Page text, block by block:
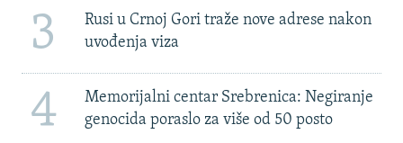
3
Rusi u Crnoj Gori traže nove adrese nakon
uvođenja viza
4
Memorijalni centar Srebrenica: Negiranje
genocida poraslo za više od 50 posto